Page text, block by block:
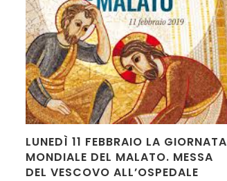
LUNEDÌ 11 FEBBRAIO LA GIORNATA
MONDIALE DEL MALATO. MESSA
DEL VESCOVO ALL’OSPEDALE